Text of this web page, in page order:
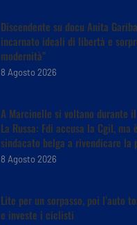
Discendente su docu Anita
incarnato ideali di libertà e
modernità”
8 Agosto 2026
A Marcinelle si voltano durante
La Russa: Fdi accusa la Cgil, ma
sindacato belga a rivendicare la
8 Agosto 2026
Lite per un sorpasso, poi l’auto
e investe i ciclisti